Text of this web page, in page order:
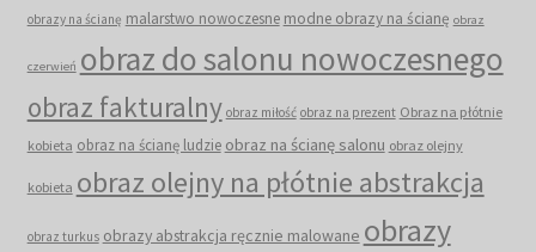
obrazy na ścianę malarstwo nowoczesne modne obrazy na ścianę obraz
czerwień obraz do salonu nowoczesnego
obraz fakturalny obraz miłość obraz na prezent Obraz na płótnie
kobieta obraz na ścianę ludzie obraz na ścianę salonu obraz olejny
kobieta obraz olejny na płótnie abstrakcja
obraz turkus obrazy abstrakcja ręcznie malowane obrazy